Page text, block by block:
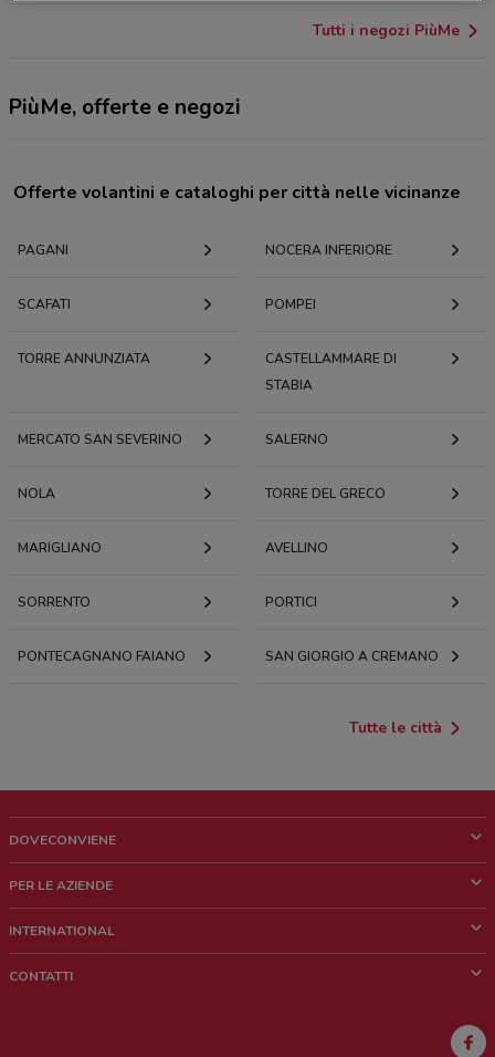
Tutti i negozi PiùMe
PiùMe, offerte e negozi
Offerte volantini e cataloghi per città nelle vicinanze
PAGANI NOCERA INFERIORE
SCAFATI POMPEI
TORRE ANNUNZIATA
CASTELLAMMARE DI
STABIA
MERCATO SAN SEVERINO SALERNO
NOLA TORRE DEL GRECO
MARIGLIANO AVELLINO
SORRENTO PORTICI
PONTECAGNANO FAIANO SAN GIORGIO A CREMANO
Tutte le città
DOVECONVIENE
Chi siamo
Lavora con noi
PER LE AZIENDE
Richieste commerciali e marketing
INTERNATIONAL
CONTATTI